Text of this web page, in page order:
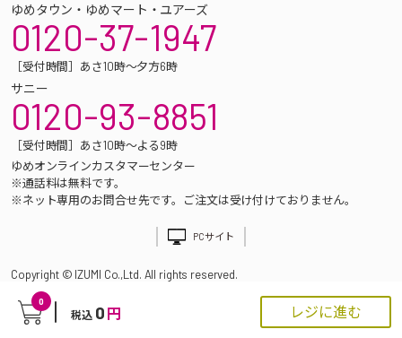
0
税込 0 円 レジに進む
ゆめタウン・ゆめマート・ユアーズ
0120-37-1947
［受付時間］あさ10時～夕方6時
サニー
0120-93-8851
［受付時間］あさ10時～よる9時
ゆめオンラインカスタマーセンター
※通話料は無料です。
※ネット専用のお問合せ先です。ご注文は受け付けておりません。
PCサイト
Copyright © IZUMI Co.,Ltd. All rights reserved.